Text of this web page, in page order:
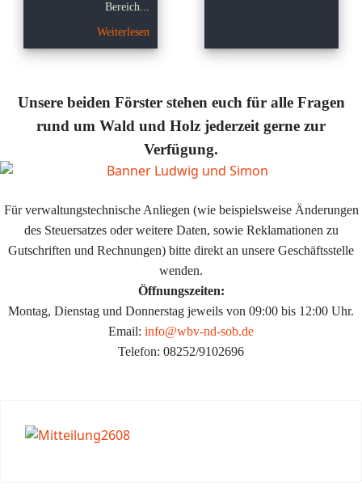
Bereich...
Weiterlesen
Unsere beiden Förster stehen euch für alle Fragen
rund um Wald und Holz jederzeit gerne zur
Verfügung.
Für verwaltungstechnische Anliegen (wie beispielsweise Änderungen
des Steuersatzes oder weitere Daten, sowie Reklamationen zu
Gutschriften und Rechnungen) bitte direkt an unsere Geschäftsstelle
wenden.
Öffnungszeiten:
Montag, Dienstag und Donnerstag jeweils von 09:00 bis 12:00 Uhr.
Email: info@wbv-nd-sob.de
Telefon: 08252/9102696